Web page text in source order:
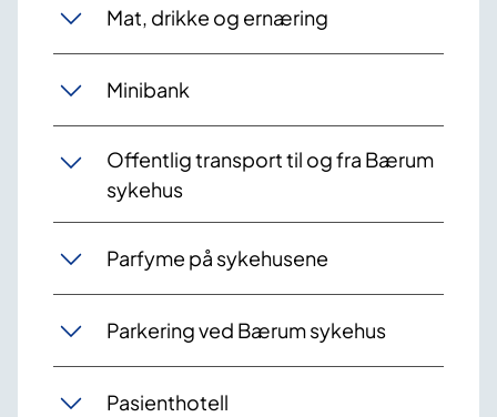
Mat, drikke og ernæring
Minibank
Offentlig transport til og fra Bærum
sykehus
Parfyme på sykehusene
Parkering ved Bærum sykehus
Pasienthotell